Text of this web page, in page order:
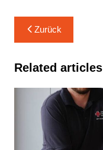
Beitrags-
Navigation
Zurück
Related articles